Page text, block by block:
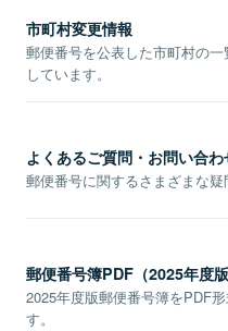
市町村変更情報
郵便番号を公表した市町村の
しています。
よくあるご質問・お問い合わ
郵便番号に関するさまざまな疑
郵便番号簿PDF（2025年度版
2025年度版郵便番号簿をPDF
す。